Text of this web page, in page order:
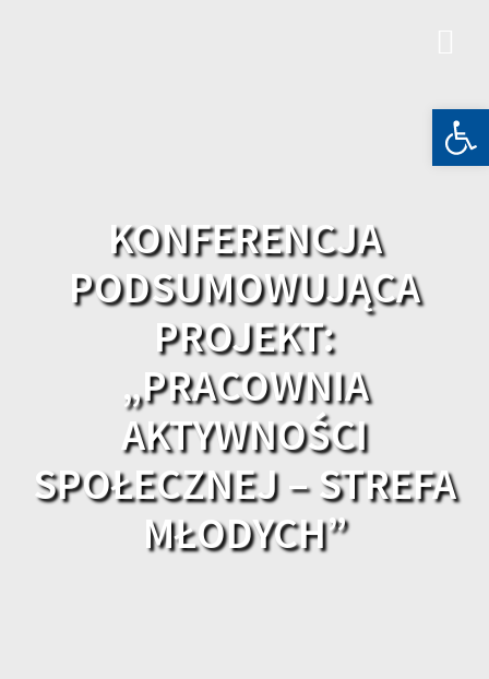
KONFERENCJA
PODSUMOWUJĄCA
PROJEKT:
„PRACOWNIA
AKTYWNOŚCI
SPOŁECZNEJ – STREFA
MŁODYCH”